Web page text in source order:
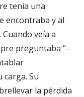
tenía una
encontraba y al
veía a
preguntaba “--
Su
la pérdida